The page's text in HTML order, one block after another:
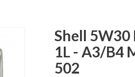
Shell
1L - A3/B4
502